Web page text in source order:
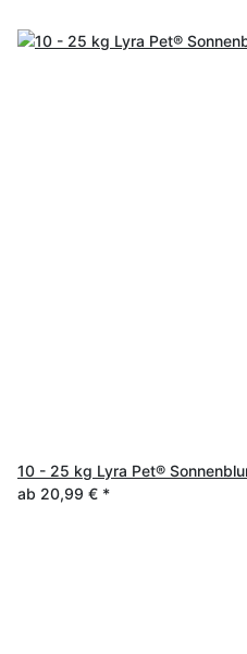
10 - 25 kg Lyra Pet®
ab 20,99 € *